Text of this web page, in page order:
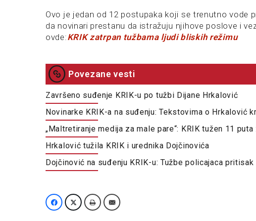
Ovo je jedan od 12 postupaka koji se trenutno vode
da novinari prestanu da istražuju njihove poslove i
ovde:KRIK zatrpan tužbama ljudi bliskih režimu
Povezane vesti
Završeno suđenje KRIK-u po tužbi Dijane Hrkalović
Novinarke KRIK-a na suđenju: Tekstovima o Hrkalović
„Maltretiranje medija za male pare“: KRIK tužen 11
Hrkalović tužila KRIK i urednika Dojčinovića
Dojčinović na suđenju KRIK-u: Tužbe policajaca